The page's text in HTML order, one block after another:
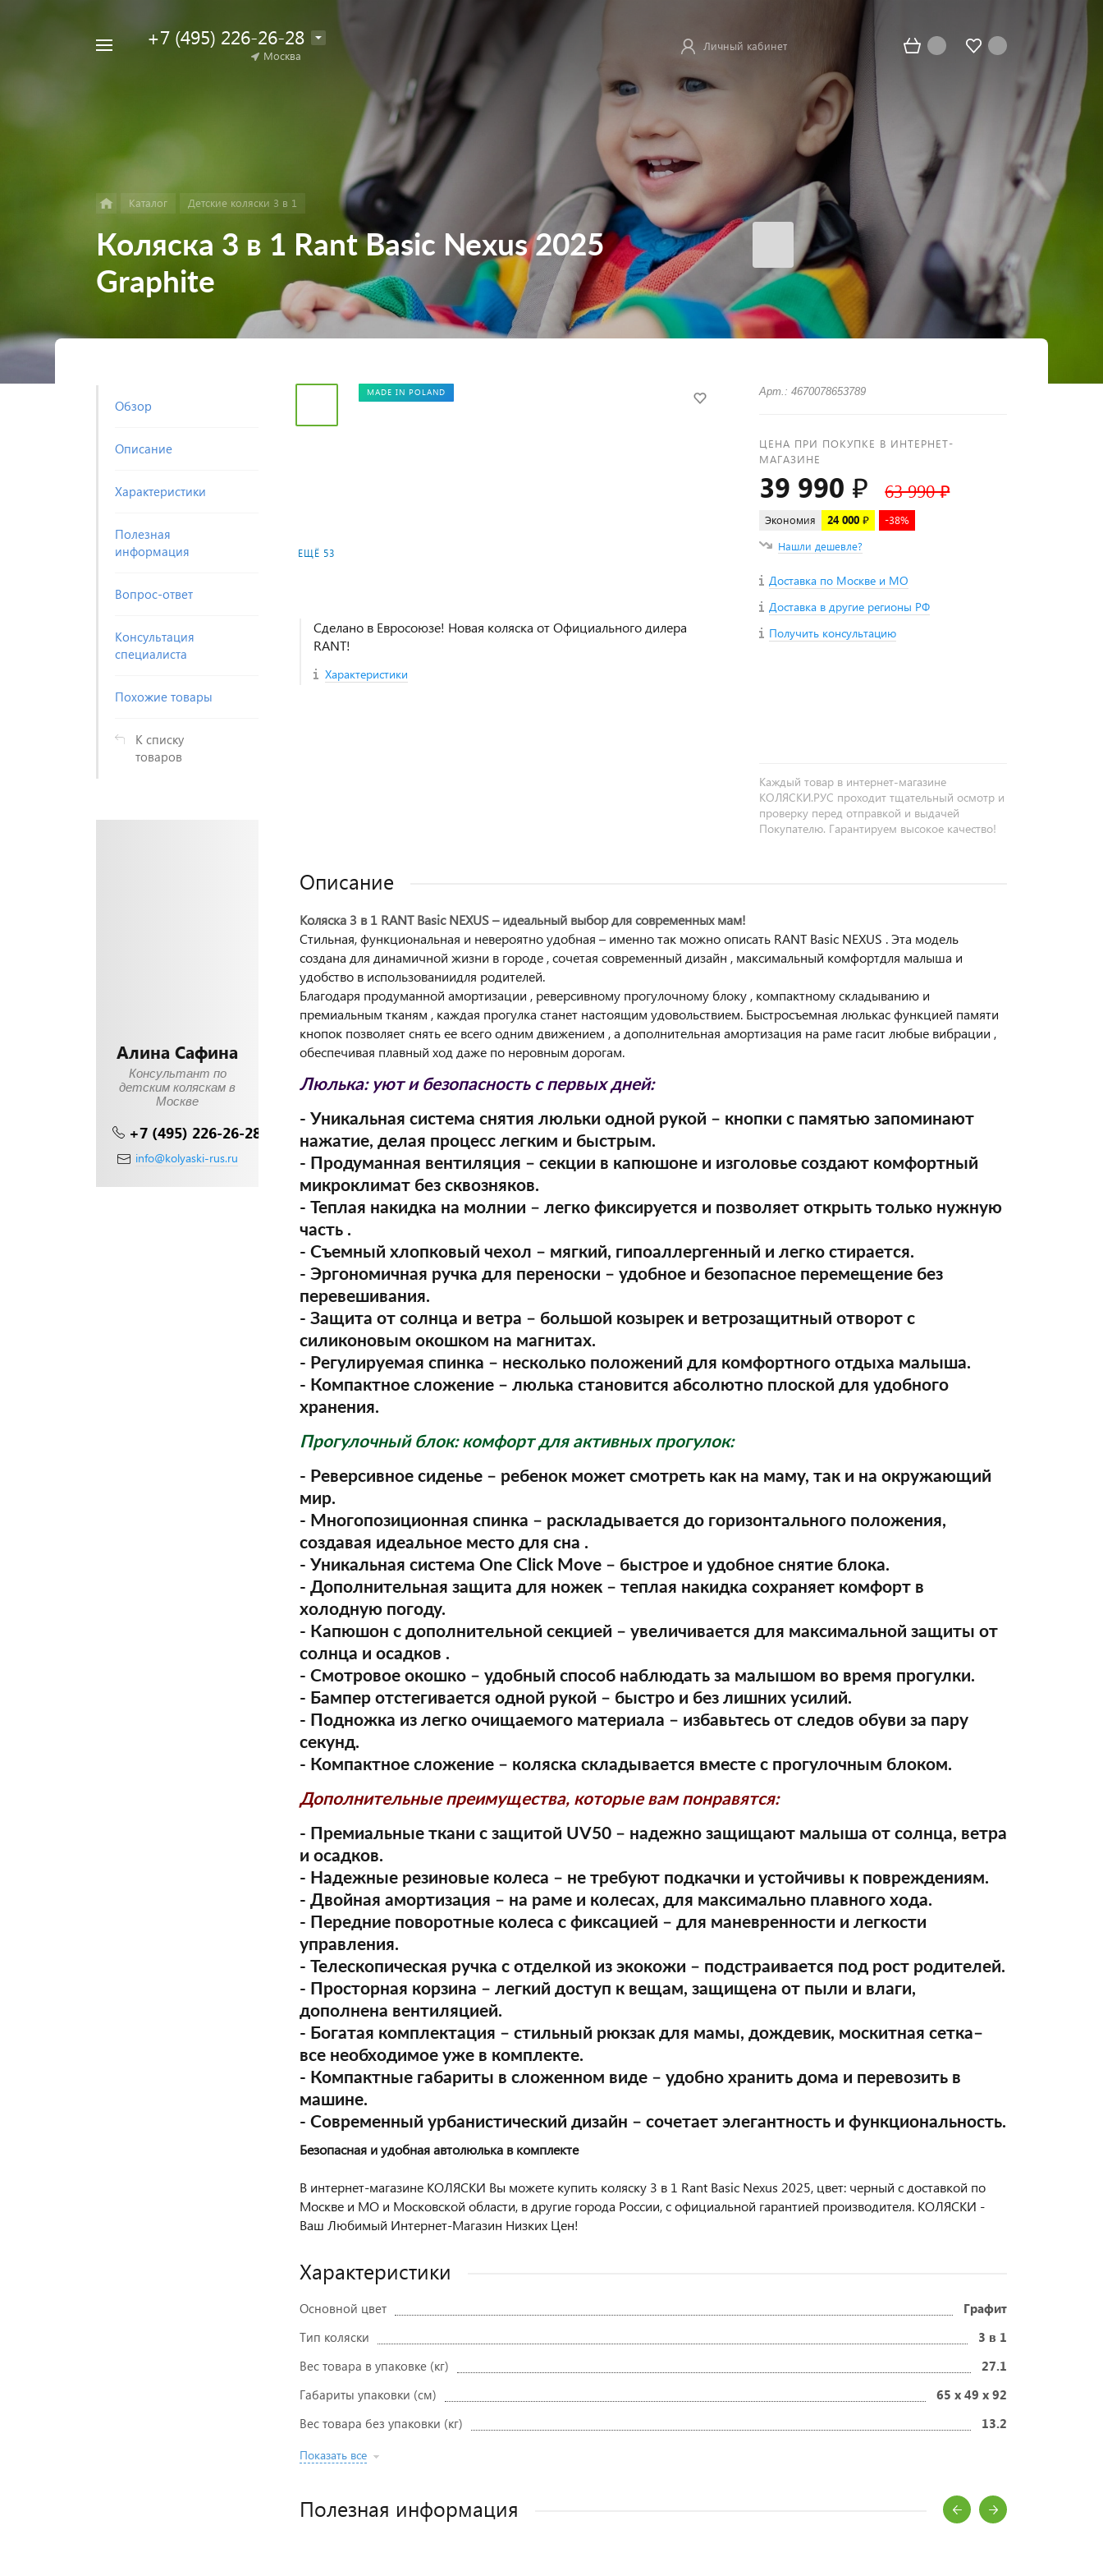
+7 (495) 226-26-28
Москва
Личный кабинет
Каталог Детские коляски 3 в 1
Коляска 3 в 1 Rant Basic Nexus 2025
Graphite
Обзор
Описание
Характеристики
Полезная
информация
Вопрос-ответ
Консультация
специалиста
Похожие товары
К списку
товаров
Алина Сафина
Консультант по
детским коляскам в
Москве
+7 (495) 226-26-28
info@kolyaski-rus.ru
ЕЩЁ 53
MADE IN POLAND
Сделано в Евросоюзе! Новая коляска от Официального дилера
RANT!
Характеристики
Арт.: 4670078653789
ЦЕНА ПРИ ПОКУПКЕ В ИНТЕРНЕТ-
МАГАЗИНЕ
39 990 ₽ 63 990 ₽
Экономия 24 000 ₽
-38%
Нашли дешевле?
Доставка по Москве и МО
Доставка в другие регионы РФ
Получить консультацию
Каждый товар в интернет-магазине
КОЛЯСКИ.РУС проходит тщательный осмотр и
проверку перед отправкой и выдачей
Покупателю. Гарантируем высокое качество!
Описание
Коляска 3 в 1 RANT Basic NEXUS – идеальный выбор для современных мам!
Стильная, функциональная и невероятно удобная – именно так можно описать RANT Basic NEXUS . Эта модель
создана для динамичной жизни в городе , сочетая современный дизайн , максимальный комфортдля малыша и
удобство в использованиидля родителей.
Благодаря продуманной амортизации , реверсивному прогулочному блоку , компактному складыванию и
премиальным тканям , каждая прогулка станет настоящим удовольствием. Быстросъемная люлькас функцией памяти
кнопок позволяет снять ее всего одним движением , а дополнительная амортизация на раме гасит любые вибрации ,
обеспечивая плавный ход даже по неровным дорогам.
Люлька: уют и безопасность с первых дней:
- Уникальная система снятия люльки одной рукой – кнопки с памятью запоминают
нажатие, делая процесс легким и быстрым.
- Продуманная вентиляция – секции в капюшоне и изголовье создают комфортный
микроклимат без сквозняков.
- Теплая накидка на молнии – легко фиксируется и позволяет открыть только нужную
часть .
- Съемный хлопковый чехол – мягкий, гипоаллергенный и легко стирается.
- Эргономичная ручка для переноски – удобное и безопасное перемещение без
перевешивания.
- Защита от солнца и ветра – большой козырек и ветрозащитный отворот с
силиконовым окошком на магнитах.
- Регулируемая спинка – несколько положений для комфортного отдыха малыша.
- Компактное сложение – люлька становится абсолютно плоской для удобного
хранения.
Прогулочный блок: комфорт для активных прогулок:
- Реверсивное сиденье – ребенок может смотреть как на маму, так и на окружающий
мир.
- Многопозиционная спинка – раскладывается до горизонтального положения,
создавая идеальное место для сна .
- Уникальная система One Click Move – быстрое и удобное снятие блока.
- Дополнительная защита для ножек – теплая накидка сохраняет комфорт в
холодную погоду.
- Капюшон с дополнительной секцией – увеличивается для максимальной защиты от
солнца и осадков .
- Смотровое окошко – удобный способ наблюдать за малышом во время прогулки.
- Бампер отстегивается одной рукой – быстро и без лишних усилий.
- Подножка из легко очищаемого материала – избавьтесь от следов обуви за пару
секунд.
- Компактное сложение – коляска складывается вместе с прогулочным блоком.
Дополнительные преимущества, которые вам понравятся:
- Премиальные ткани с защитой UV50 – надежно защищают малыша от солнца, ветра
и осадков.
- Надежные резиновые колеса – не требуют подкачки и устойчивы к повреждениям.
- Двойная амортизация – на раме и колесах, для максимально плавного хода.
- Передние поворотные колеса с фиксацией – для маневренности и легкости
управления.
- Телескопическая ручка с отделкой из экокожи – подстраивается под рост родителей.
- Просторная корзина – легкий доступ к вещам, защищена от пыли и влаги,
дополнена вентиляцией.
- Богатая комплектация – стильный рюкзак для мамы, дождевик, москитная сетка–
все необходимое уже в комплекте.
- Компактные габариты в сложенном виде – удобно хранить дома и перевозить в
машине.
- Современный урбанистический дизайн – сочетает элегантность и функциональность.
Безопасная и удобная автолюлька в комплекте
В интернет-магазине КОЛЯСКИ Вы можете купить коляску 3 в 1 Rant Basic Nexus 2025, цвет: черный с доставкой по
Москве и МО и Московской области, в другие города России, с официальной гарантией производителя. КОЛЯСКИ -
Ваш Любимый Интернет-Магазин Низких Цен!
Характеристики
Основной цвет
Графит
Тип коляски
3 в 1
Вес товара в упаковке (кг)
27.1
Габариты упаковки (см)
65 x 49 x 92
Вес товара без упаковки (кг)
13.2
Показать все
Полезная информация